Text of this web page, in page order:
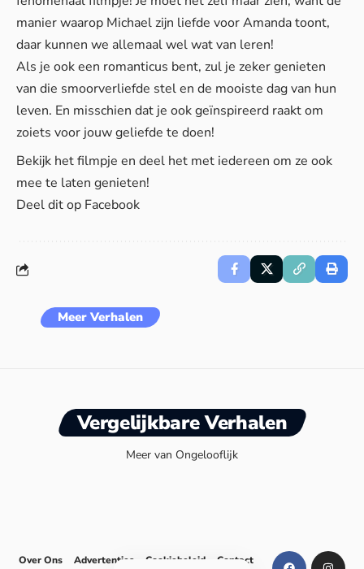
manier waarop Michael zijn liefde voor Amanda toont,
daar kunnen we allemaal wel wat van leren!
Als je ook een romanticus bent, zul je zeker genieten
van die smoorverliefde stel en de mooiste dag van hun
leven. En misschien dat je ook geïnspireerd raakt om
zoiets voor jouw geliefde te doen!
Bekijk het filmpje en deel het met iedereen om ze ook
mee te laten genieten!
Deel dit op Facebook
Meer Verhalen
Vergelijkbare Verhalen
Meer van Ongelooflijk
Over Ons Advertenties Cookiebeleid Contact